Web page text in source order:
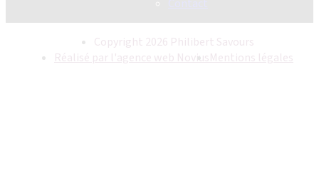
Copyright 2026 Philibert Savours
Réalisé par l'agence web NoviusMentions légales